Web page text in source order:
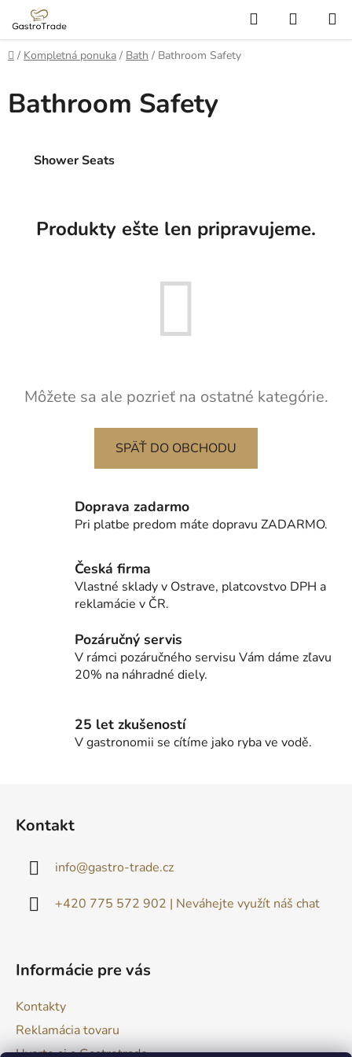
Prejsť
obsah
Hľadať
KOŠÍK
Domov
/ Kompletná ponuka / Bath / Bathroom Safety
Bathroom Safety
Shower Seats
Produkty ešte len pripravujeme.
Môžete sa ale pozrieť na ostatné kategórie.
SPÄŤ DO OBCHODU
Doprava zadarmo
Pri platbe predom máte dopravu ZADARMO.
Česká firma
Vlastné sklady v Ostrave, platcovstvo DPH a
reklamácie v ČR.
Pozáručný servis
V rámci pozáručného servisu Vám dáme zľavu
20% na náhradné diely.
25 let zkušeností
V gastronomii se cítíme jako ryba ve vodě.
Kontakt
info@gastro-trade.cz
+420 775 572 902 | Neváhejte využít náš chat
Informácie pre vás
Kontakty
Reklamácia tovaru